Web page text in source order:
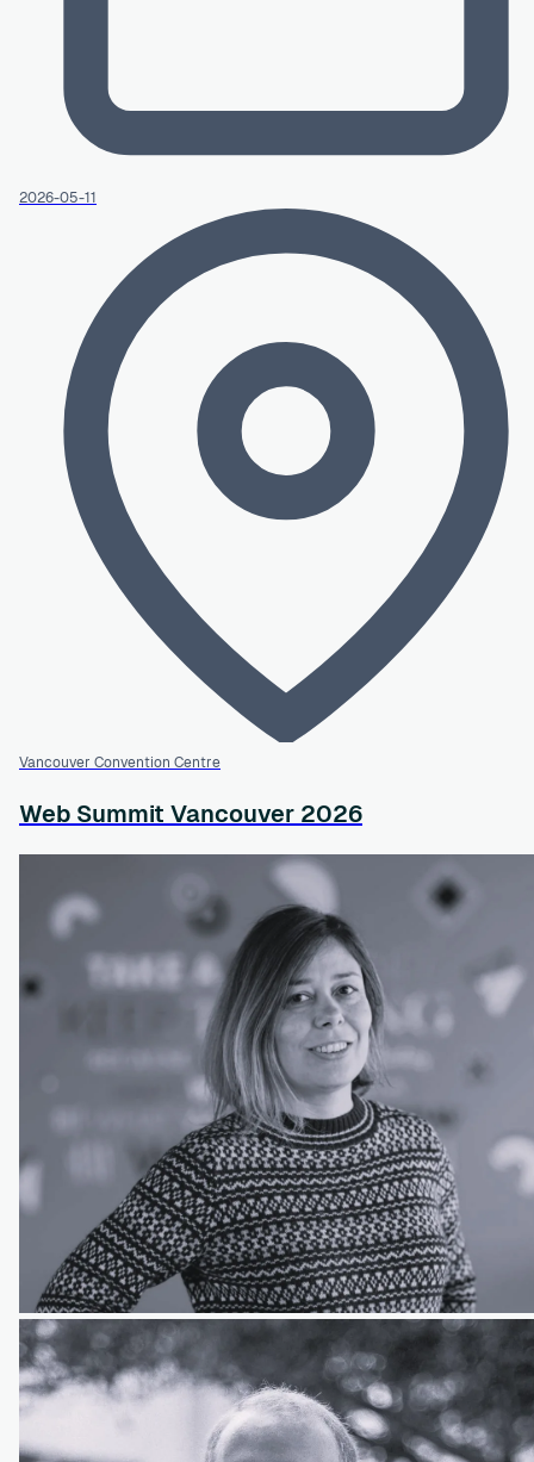
2026-05-11
Vancouver Convention Centre
Web Summit Vancouver 2026